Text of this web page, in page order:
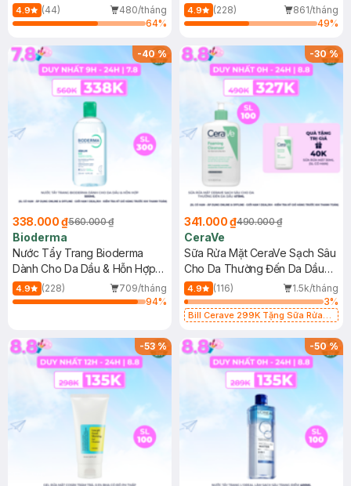
Mới)
4.9 (44)
480/tháng
64%
4.9 (228)
861/tháng
49%
-40%
338.000 ₫560.000 ₫
Bioderma
Nước Tẩy Trang Bioderma
Dành Cho Da Dầu & Hỗn Hợp
500ml
4.9 (228)
709/tháng
94%
-30%
341.000 ₫490.000 ₫
CeraVe
Sữa Rửa Mặt CeraVe Sạch Sâu
Cho Da Thường Đến Da Dầu
473ml
4.9 (116)
1.5k/tháng
3%
Bill Cerave 299K Tặng Sữa Rửa
-53% -50%